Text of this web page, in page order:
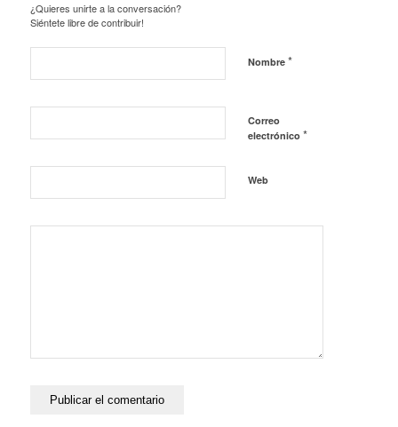
¿Quieres unirte a la conversación?
Siéntete libre de contribuir!
Nombre *
Correo
electrónico *
Web